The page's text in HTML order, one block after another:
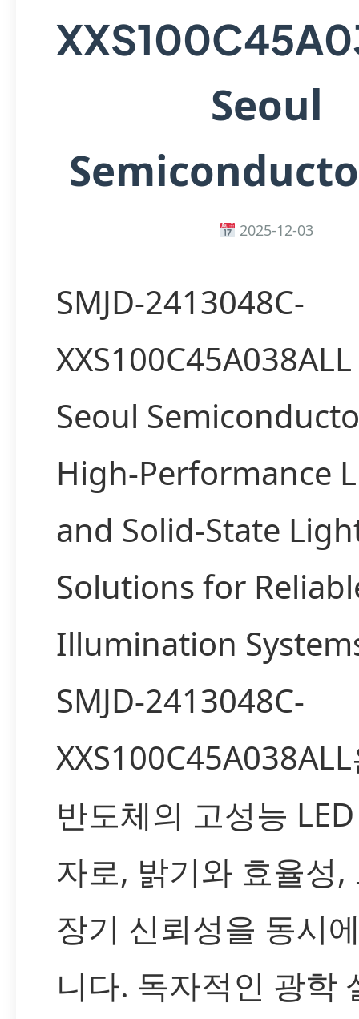
Seoul
2025-12-03
SMJD-2413048C-
Seoul
High-Performance
and Solid-State
Solutions for
Illumination
SMJD-2413048C-
반도체의 고성능
자로, 밝기와 효율성,
장기 신뢰성을 동시
니다. 독자적인 광학